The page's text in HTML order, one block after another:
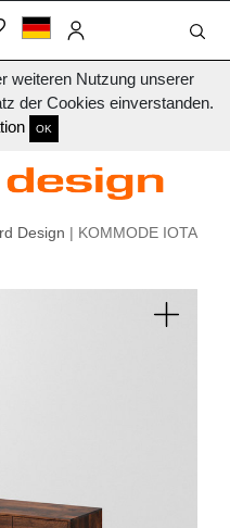
weiteren Nutzung unserer
der Cookies einverstanden.
OK
Design | KOMMODE IOTA